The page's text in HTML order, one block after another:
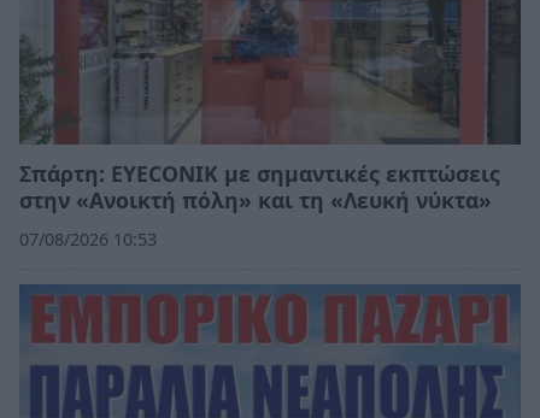
Σπάρτη: EYECONIK με σημαντικές εκπτώσεις
στην «Ανοικτή πόλη» και τη «Λευκή νύκτα»
07/08/2026 10:53